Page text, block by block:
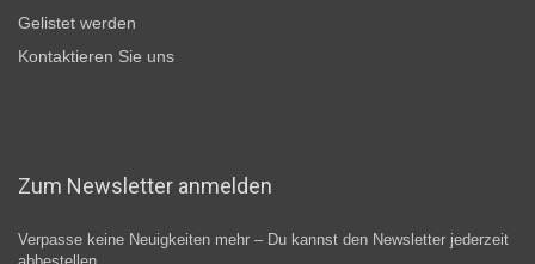
Gelistet werden
Kontaktieren Sie uns
Zum Newsletter anmelden
Verpasse keine Neuigkeiten mehr – Du kannst den Newsletter jederzeit